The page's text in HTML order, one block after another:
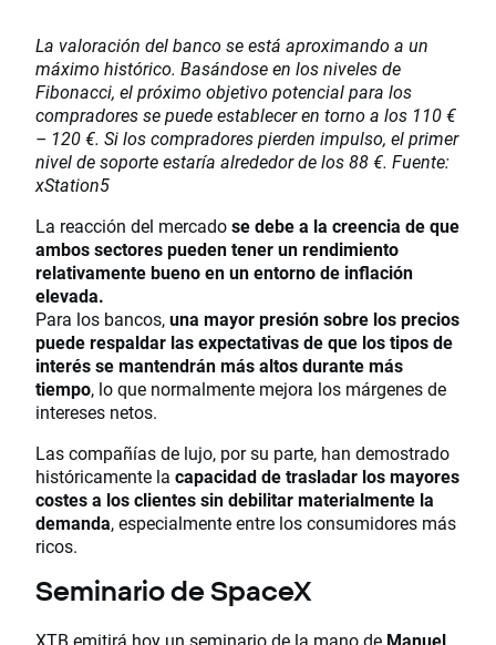
La valoración del banco se está aproximando a un
máximo histórico. Basándose en los niveles de
Fibonacci, el próximo objetivo potencial para los
compradores se puede establecer en torno a los 110 €
– 120 €. Si los compradores pierden impulso, el primer
nivel de soporte estaría alrededor de los 88 €. Fuente:
xStation5
La reacción del mercadose debe a la creencia de que
ambos sectores pueden tener un rendimiento
relativamente bueno en un entorno de inflación
elevada.
Para los bancos,una mayor presión sobre los precios
puede respaldar las expectativas de que los tipos de
interés se mantendrán más altos durante más
tiempo, lo que normalmente mejora los márgenes de
intereses netos.
Las compañías de lujo, por su parte, han demostrado
históricamente la capacidad de trasladar los mayores
costes a los clientes sin debilitar materialmente la
demanda, especialmente entre los consumidores más
ricos.
Seminario de SpaceX
XTB emitirá hoy un seminario de la mano de Manuel